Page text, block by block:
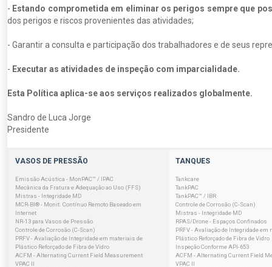
- Estando comprometida em eliminar os perigos sempre que
dos perigos e riscos provenientes das atividades;
- Garantir a consulta e participação dos trabalhadores e de seus
- Executar as atividades de inspeção com imparcialidade.
Esta Política aplica-se aos serviços realizados globalmente.
Sandro de Luca Jorge
Presidente
VASOS DE PRESSÃO
Emissão Acústica - MonPAC™ / IPAC
Mecânica da Fratura e Adequação ao Uso (FFS)
Mistras - Integridade MD
MCR-BI® - Monit. Contínuo Remoto Baseado em
Internet
NR-13 para Vasos de Pressão
Controle de Corrosão (C-Scan)
PRFV - Avaliação de Integridade em materiais de
Plástico Reforçado de Fibra de Vidro
ACFM - Alternating Current Field Measurement
VPAC II
TANQUES
Tankcare
TankPAC
TankPAC™ / IBR
Controle de Corrosão (C-Scan)
Mistras - Integridade MD
RPAS/Drone - Espaços Confinados
PRFV - Avaliação de Integridade em
Plástico Reforçado de Fibra de Vidro
Inspeção Conforme API-653
ACFM - Alternating Current Field
VPAC II